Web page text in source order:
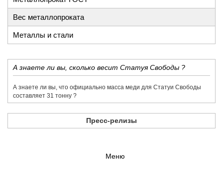
Вес металлопроката
Металлы и стали
​А знаете ли вы, сколько весит Статуя Свободы ?
​А знаете ли вы, что официально масса меди для Статуи Свободы
составляет 31 тонну ?
Пресс-релизы
Меню